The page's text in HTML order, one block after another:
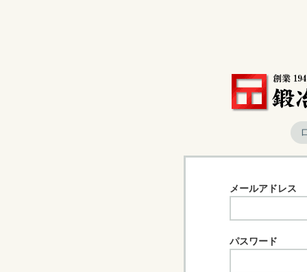
メールアドレス
パスワード